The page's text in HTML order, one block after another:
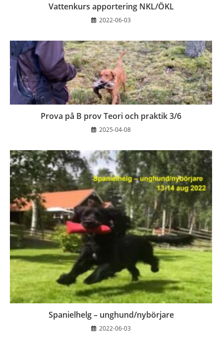
Vattenkurs apportering NKL/ÖKL
2022-06-03
Prova på B prov Teori och praktik 3/6
2025-04-08
Spanielhelg – unghund/nybörjare
2022-06-03